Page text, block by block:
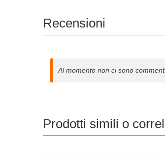
Recensioni
Al momento non ci sono
Prodotti simili o